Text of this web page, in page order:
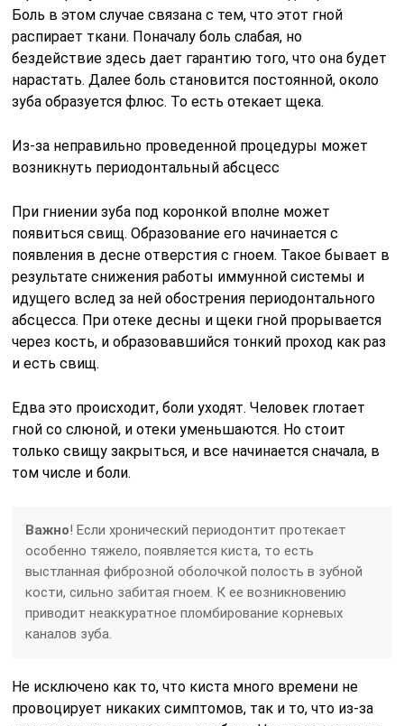
Боль в этом случае связана с тем, что этот гной
распирает ткани. Поначалу боль слабая, но
бездействие здесь дает гарантию того, что она будет
нарастать. Далее боль становится постоянной, около
зуба образуется флюс. То есть отекает щека.
Из-за неправильно проведенной процедуры может
возникнуть периодонтальный абсцесс
При гниении зуба под коронкой вполне может
появиться свищ. Образование его начинается с
появления в десне отверстия с гноем. Такое бывает в
результате снижения работы иммунной системы и
идущего вслед за ней обострения периодонтального
абсцесса. При отеке десны и щеки гной прорывается
через кость, и образовавшийся тонкий проход как раз
и есть свищ.
Едва это происходит, боли уходят. Человек глотает
гной со слюной, и отеки уменьшаются. Но стоит
только свищу закрыться, и все начинается сначала, в
том числе и боли.
Важно! Если хронический периодонтит протекает
особенно тяжело, появляется киста, то есть
выстланная фиброзной оболочкой полость в зубной
кости, сильно забитая гноем. К ее возникновению
приводит неаккуратное пломбирование корневых
каналов зуба.
Не исключено как то, что киста много времени не
провоцирует никаких симптомов, так и то, что из-за